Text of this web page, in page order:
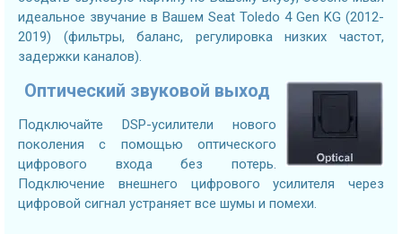
идеальное звучание в Вашем Seat Toledo 4 Gen KG (2012-
2019) (фильтры, баланс, регулировка низких частот,
задержки каналов).
Оптический звуковой выход
Подключайте DSP-усилители нового
поколения с помощью оптического
цифрового входа без потерь.
Подключение внешнего цифрового усилителя через
цифровой сигнал устраняет все шумы и помехи.